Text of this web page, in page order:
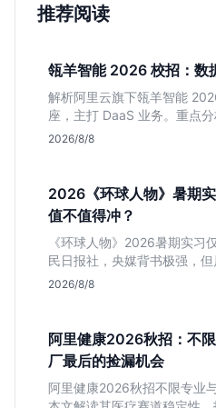
推荐阅读
瓴羊智能 2026 校招：数
解析阿里云旗下瓴羊智能
座，主打 DaaS 业务。重点
岗的硬性要求，评估 B 端数
2026/8/8
2026《环球人物》暑期
值不值得冲？
《环球人物》2026暑期实习
民日报社，央媒背书极强，
适合追求高含金量简历、能接
2026/8/8
阿里健康2026秋招：不
厂最后的捡漏机会
阿里健康2026秋招不限专业